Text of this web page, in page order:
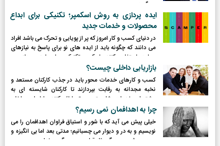
می‌گیرد.
ایده پردازی به روش اسکمپر؛ تکنیکی برای ابداع
محصولات و خدمات جديد
در دنیای کسب و کار امروز که پر از پویایی و تحرک می باشد افراد
می دانند که چگونه باید از ایده های نو برای پاسخ به نیازهای
جوامع استفاده کنند. اسکمپر، تکنیکی برای ایده پردازی و
برانگیزش خلاقیت است. می توان از این روش برای حل هر
مسئله ای که با آن روبرو می شویم، استفاده کنیم.
بازاریابی داخلی چیست؟
کسب و کارهای خدمات محور باید در جذب کارکنان مستعد و
نخبه مجدانه به رقابت بپردازند تا کارکنان شایسته ای به
مشتریان خدمات شایسته و برتر ارائه کنند. بازاریابی داخلی
زیربنا و شالوده بازاریابی خدمات است و امروزه به یکی از
استراتژی های محوری و حیاتی بسیاری از شرکتهای خدمت
محور همچون بانک ها مبدل گشته است.
چرا به اهدافمان نمی رسیم؟
خیلی پیش می آید که با شور و استیاق فراوان اهدافمان را می
نویسیم و به در و دیوار می چسبانیم؛ مدتی بعد اما بی انگیزه و
سرد می شویم و دیگر مثل قبل، روحیه پیگیری نداریم.